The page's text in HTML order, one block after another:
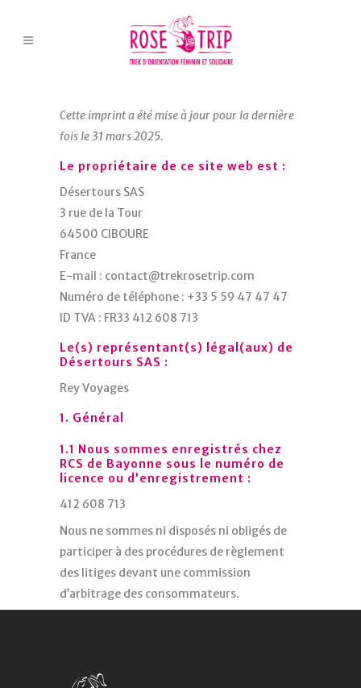
Cette imprint a été mise à jour pour la dernière
fois le 31 mars 2025.
Le propriétaire de ce site web est :
Désertours SAS
3 rue de la Tour
64500 CIBOURE
France
E-mail : contact@trekrosetrip.com
Numéro de téléphone : +33 5 59 47 47 47
ID TVA : FR33 412 608 713
Le(s) représentant(s) légal(aux) de
Désertours SAS :
Rey Voyages
1. Général
1.1 Nous sommes enregistrés chez
RCS de Bayonne sous le numéro de
licence ou d’enregistrement :
412 608 713
Nous ne sommes ni disposés ni obligés de
participer à des procédures de règlement
des litiges devant une commission
d’arbitrage des consommateurs.